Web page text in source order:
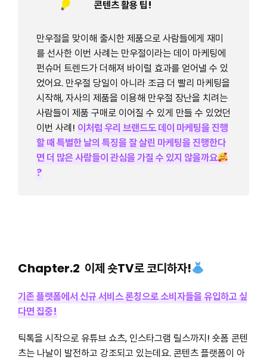
콘텐츠 활용 팁!
만우절을 맞이해 출시한 제품으로 사람들에게 재미
를 선사한 이번 사례는 만우절이라는 데이 마케팅에
펀슈머 트렌드가 더해져 바이럴 효과를 얻어낼 수 있
었어요. 만우절 당일이 아니라 조금 더 빨리 마케팅을
시작해, 자사의 제품을 이용해 만우절 장난을 치려는
사람들이 제품 구매로 이어질 수 있게 만들 수 있었던
이번 사례! 이처럼 우리 브랜드도 데이 마케팅을 진행
할 때 특별한 날의 특징을 잘 살린 마케팅을 진행한다
면 더 많은 사람들이 관심을 가질 수 있지 않을까요
?
Chapter.2 이제 숏TV로 코디하자!
기존 플랫폼에서 신규 서비스 론칭으로 소비자들을 유입하고 싶
다면 집중!
틱톡을 시작으로 유튜브 쇼츠, 인스타그램 릴스까지! 숏폼 콘텐
츠는 나날이 발전하고 강조되고 있는데요. 콘텐츠 플랫폼이 아